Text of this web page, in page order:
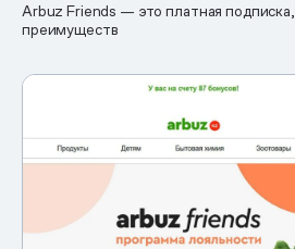
Arbuz Friends — это платная
преимуществ